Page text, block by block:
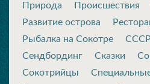
Природа
Происшествия
Развитие острова
Рыбалка на Сокотре
СССР
Сендбординг
Сказки
Сокотрийцы